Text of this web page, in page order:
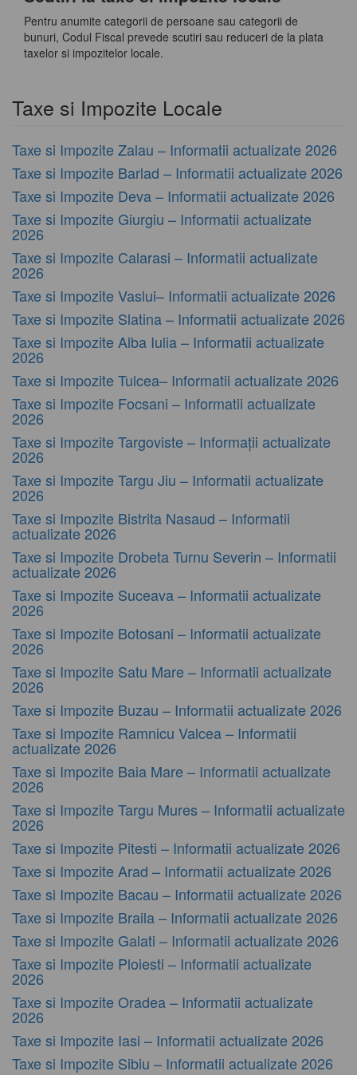
Pentru anumite categorii de persoane sau categorii de
bunuri, Codul Fiscal prevede scutiri sau reduceri de la plata
taxelor si impozitelor locale.
Taxe si Impozite Locale
Taxe si Impozite Zalau – Informatii actualizate 2026
Taxe si Impozite Barlad – Informatii actualizate 2026
Taxe si Impozite Deva – Informatii actualizate 2026
Taxe si Impozite Giurgiu – Informatii actualizate
2026
Taxe si Impozite Calarasi – Informatii actualizate
2026
Taxe si Impozite Vaslui– Informatii actualizate 2026
Taxe si Impozite Slatina – Informatii actualizate 2026
Taxe si Impozite Alba Iulia – Informatii actualizate
2026
Taxe si Impozite Tulcea– Informatii actualizate 2026
Taxe si Impozite Focsani – Informatii actualizate
2026
Taxe si Impozite Targoviste – Informații actualizate
2026
Taxe si Impozite Targu Jiu – Informatii actualizate
2026
Taxe si Impozite Bistrita Nasaud – Informatii
actualizate 2026
Taxe si Impozite Drobeta Turnu Severin – Informatii
actualizate 2026
Taxe si Impozite Suceava – Informatii actualizate
2026
Taxe si Impozite Botosani – Informatii actualizate
2026
Taxe si Impozite Satu Mare – Informatii actualizate
2026
Taxe si Impozite Buzau – Informatii actualizate 2026
Taxe si Impozite Ramnicu Valcea – Informatii
actualizate 2026
Taxe si Impozite Baia Mare – Informatii actualizate
2026
Taxe si Impozite Targu Mures – Informatii actualizate
2026
Taxe si Impozite Pitesti – Informatii actualizate 2026
Taxe si Impozite Arad – Informatii actualizate 2026
Taxe si Impozite Bacau – Informatii actualizate 2026
Taxe si Impozite Braila – Informatii actualizate 2026
Taxe si Impozite Galati – Informatii actualizate 2026
Taxe si Impozite Ploiesti – Informatii actualizate
2026
Taxe si Impozite Oradea – Informatii actualizate
2026
Taxe si Impozite Iasi – Informatii actualizate 2026
Taxe si Impozite Sibiu – Informatii actualizate 2026